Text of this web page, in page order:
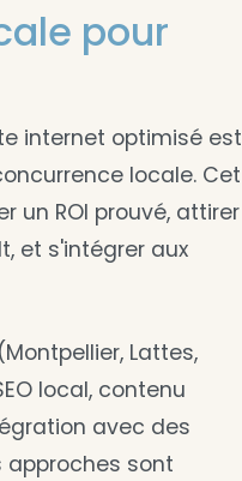
pour
internet optimisé est
locale. Cet
un ROI prouvé, attirer
et s'intégrer aux
Lattes,
local, contenu
avec des
approches sont